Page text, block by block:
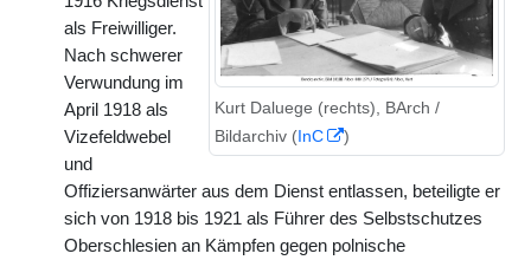
Kurt Daluege (rechts), BArch /
Bildarchiv (InC )
als Freiwilliger.
Nach schwerer
Verwundung im
April 1918 als
Vizefeldwebel
und
Offiziersanwärter aus dem Dienst entlassen, beteiligte er
sich von 1918 bis 1921 als Führer des Selbstschutzes
Oberschlesien an Kämpfen gegen polnische